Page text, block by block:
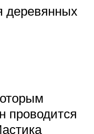
деревянных
проводится